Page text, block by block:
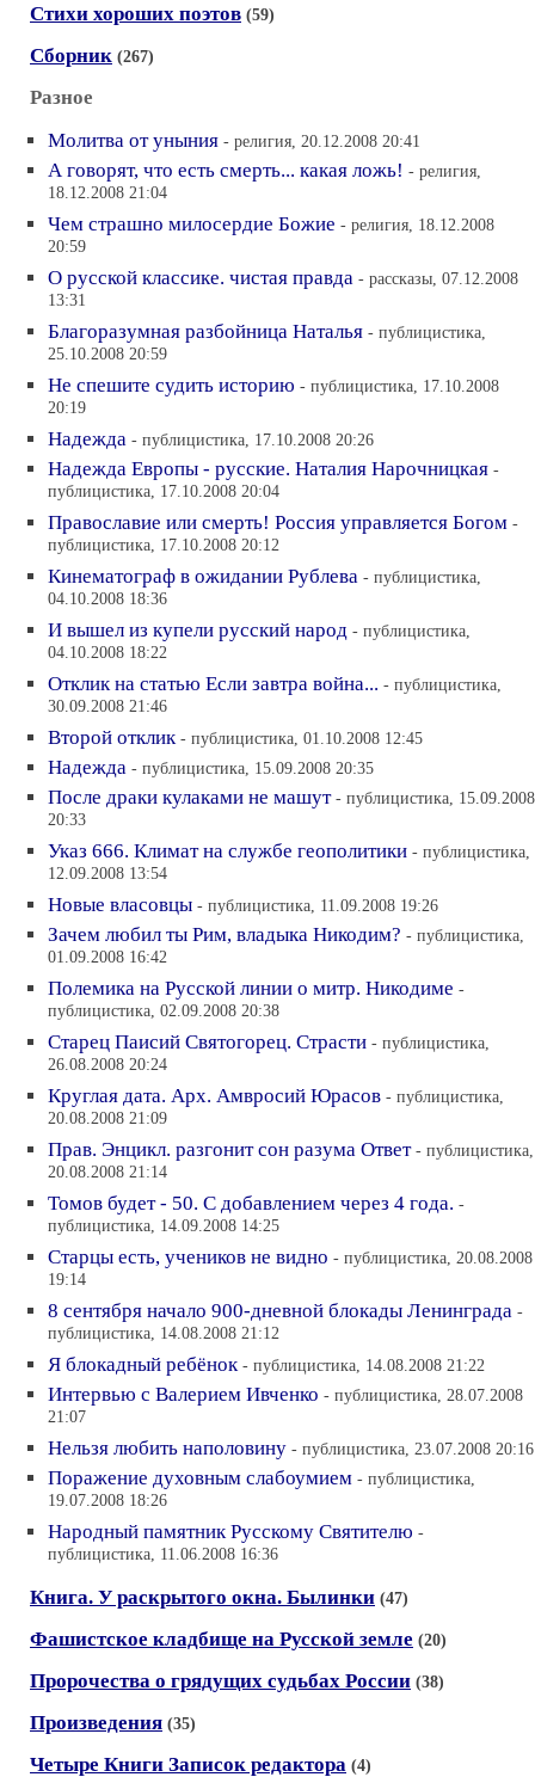
Стихи хороших поэтов (59)
Сборник (267)
Разное
Молитва от уныния - религия, 20.12.2008 20:41
А говорят, что есть смерть... какая ложь! - религия,
18.12.2008 21:04
Чем страшно милосердие Божие - религия, 18.12.2008
20:59
О русской классике. чистая правда - рассказы, 07.12.2008
13:31
Благоразумная разбойница Наталья - публицистика,
25.10.2008 20:59
Не спешите судить историю - публицистика, 17.10.2008
20:19
Надежда - публицистика, 17.10.2008 20:26
Надежда Европы - русские. Наталия Нарочницкая -
публицистика, 17.10.2008 20:04
Православие или смерть! Россия управляется Богом -
публицистика, 17.10.2008 20:12
Кинематограф в ожидании Рублева - публицистика,
04.10.2008 18:36
И вышел из купели русский народ - публицистика,
04.10.2008 18:22
Отклик на статью Если завтра война... - публицистика,
30.09.2008 21:46
Второй отклик - публицистика, 01.10.2008 12:45
Надежда - публицистика, 15.09.2008 20:35
После драки кулаками не машут - публицистика, 15.09.2008
20:33
Указ 666. Климат на службе геополитики - публицистика,
12.09.2008 13:54
Новые власовцы - публицистика, 11.09.2008 19:26
Зачем любил ты Рим, владыка Никодим? - публицистика,
01.09.2008 16:42
Полемика на Русской линии о митр. Никодиме -
публицистика, 02.09.2008 20:38
Старец Паисий Святогорец. Страсти - публицистика,
26.08.2008 20:24
Круглая дата. Арх. Амвросий Юрасов - публицистика,
20.08.2008 21:09
Прав. Энцикл. разгонит сон разума Ответ - публицистика,
20.08.2008 21:14
Томов будет - 50. С добавлением через 4 года. -
публицистика, 14.09.2008 14:25
Старцы есть, учеников не видно - публицистика, 20.08.2008
19:14
8 сентября начало 900-дневной блокады Ленинграда -
публицистика, 14.08.2008 21:12
Я блокадный ребёнок - публицистика, 14.08.2008 21:22
Интервью с Валерием Ивченко - публицистика, 28.07.2008
21:07
Нельзя любить наполовину - публицистика, 23.07.2008 20:16
Поражение духовным слабоумием - публицистика,
19.07.2008 18:26
Народный памятник Русскому Святителю -
публицистика, 11.06.2008 16:36
Книга. У раскрытого окна. Былинки (47)
Фашистское кладбище на Русской земле (20)
Пророчества о грядущих судьбах России (38)
Произведения (35)
Четыре Книги Записок редактора (4)